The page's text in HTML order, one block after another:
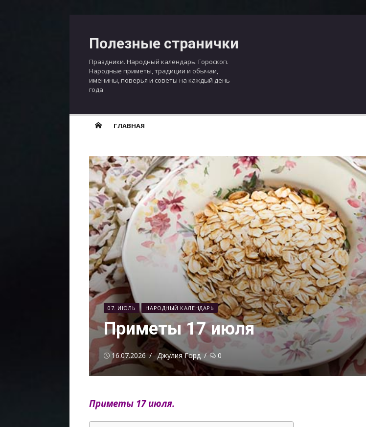
Полезные странички
Праздники. Народный календарь. Гороскоп.
Народные приметы, традиции и обычаи,
именины, поверья и советы на каждый день
года
ГЛАВНАЯ
07. ИЮЛЬ НАРОДНЫЙ КАЛЕНДАРЬ
Приметы 17 июля
Опубликовано
16.07.2026 Автор
Джулия Горд 0
Приметы 17 июля.